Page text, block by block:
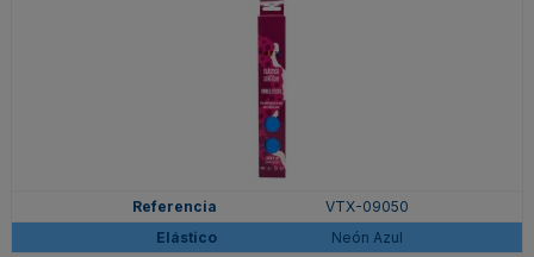
VTX-09050
Neón Azul